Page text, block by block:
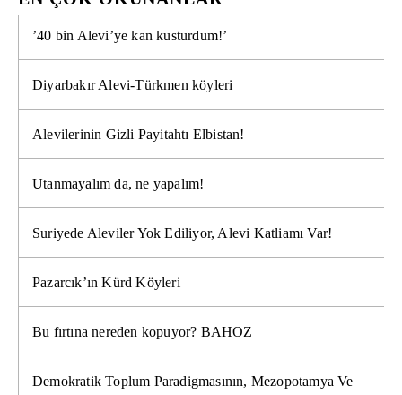
’40 bin Alevi’ye kan kusturdum!’
Diyarbakır Alevi-Türkmen köyleri
Alevilerinin Gizli Payitahtı Elbistan!
Utanmayalım da, ne yapalım!
Suriyede Aleviler Yok Ediliyor, Alevi Katliamı Var!
Pazarcık’ın Kürd Köyleri
Bu fırtına nereden kopuyor? BAHOZ
Demokratik Toplum Paradigmasının, Mezopotamya Ve